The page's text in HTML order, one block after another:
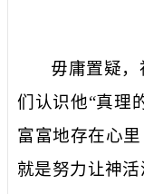
毋庸置疑
们认识他“真理
富富地存在心里
就是努力让神